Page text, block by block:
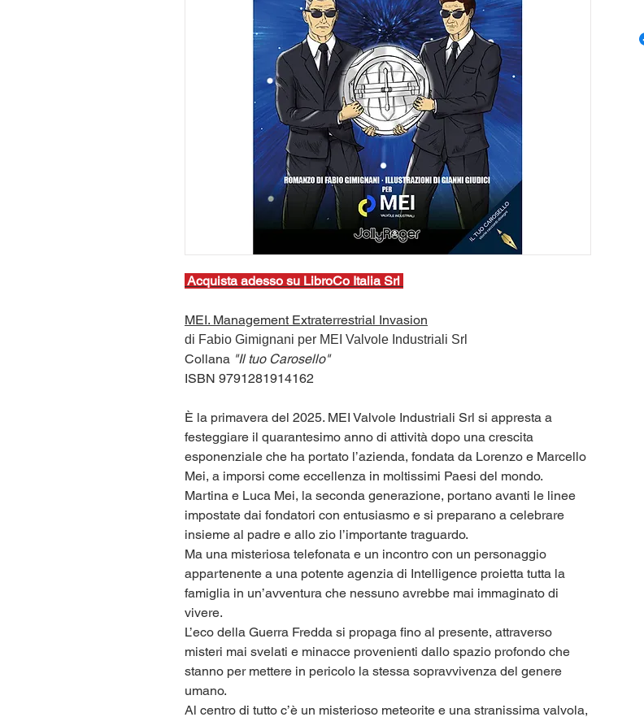
Acquista adesso su LibroCo Italia Srl
MEI. Management Extraterrestrial Invasion
di Fabio Gimignani per MEI Valvole Industriali Srl
Collana "Il tuo Carosello"
ISBN 9791281914162
È la primavera del 2025. MEI Valvole Industriali Srl si appresta a
festeggiare il quarantesimo anno di attività dopo una crescita
esponenziale che ha portato l’azienda, fondata da Lorenzo e Marcello
Mei, a imporsi come eccellenza in moltissimi Paesi del mondo.
Martina e Luca Mei, la seconda generazione, portano avanti le linee
impostate dai fondatori con entusiasmo e si preparano a celebrare
insieme al padre e allo zio l’importante traguardo.
Ma una misteriosa telefonata e un incontro con un personaggio
appartenente a una potente agenzia di Intelligence proietta tutta la
famiglia in un’avventura che nessuno avrebbe mai immaginato di
vivere.
L’eco della Guerra Fredda si propaga fino al presente, attraverso
misteri mai svelati e minacce provenienti dallo spazio profondo che
stanno per mettere in pericolo la stessa sopravvivenza del genere
umano.
Al centro di tutto c’è un misterioso meteorite e una stranissima valvola,